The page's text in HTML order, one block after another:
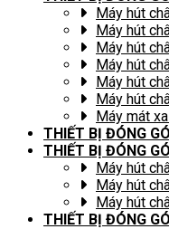
Máy hút
Máy hút
Máy hút
Máy hút
Máy hút
Máy hút
Máy mát
THIẾT BỊ ĐÓNG
THIẾT BỊ ĐÓNG
Máy hút
Máy hút
Máy hút
THIẾT BỊ ĐÓNG